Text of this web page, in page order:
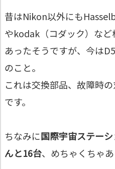
昔はNikon以外にも
やkodak（コダック）な
あったそうですが、今は
のこと。
これは交換部品、故障時
です。
ちなみに国際宇宙ステー
んと16台、めちゃくちゃあ